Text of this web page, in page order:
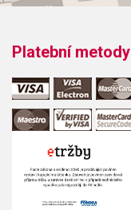
Platební metody